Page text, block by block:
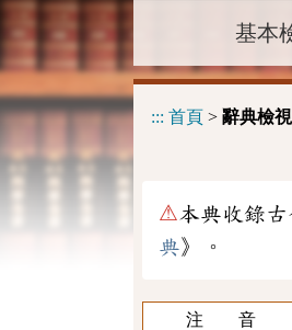
基本
::: 首頁 > 辭典檢視
⚠本典收錄古
典》。
注 音